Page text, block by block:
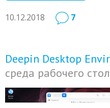
10.12.2018 7
Deepin Desktop
среда рабочего